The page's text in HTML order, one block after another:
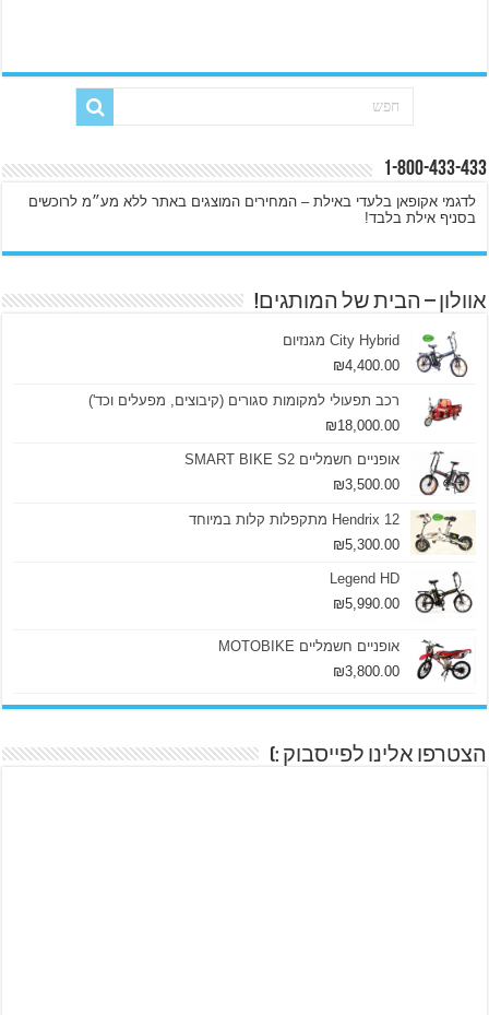
1-800-433-433
לדגמי אקופאן בלעדי באילת – המחירים המוצגים באתר ללא מע״מ לרוכשים
בסניף אילת בלבד!
אוולון – הבית של המותגים!
City Hybrid מגנזיום
₪4,400.00
רכב תפעולי למקומות סגורים (קיבוצים, מפעלים וכד')
₪18,000.00
אופניים חשמליים SMART BIKE S2
₪3,500.00
Hendrix 12 מתקפלות קלות במיוחד
₪5,300.00
Legend HD
₪5,990.00
אופניים חשמליים MOTOBIKE
₪3,800.00
הצטרפו אלינו לפייסבוק :)